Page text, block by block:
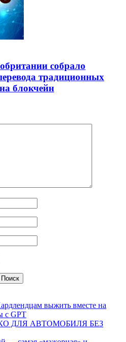
собрало
традиционных
блокчейн
выжить вместе на
с GPT
ДЛЯ АВТОМОБИЛЯ БЕЗ